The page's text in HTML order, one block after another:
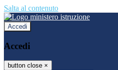
Salta al contenuto
Accedi
Accedi
button close ×